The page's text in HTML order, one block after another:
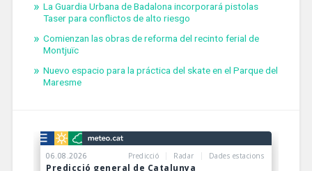
La Guardia Urbana de Badalona incorporará pistolas
Taser para conflictos de alto riesgo
Comienzan las obras de reforma del recinto ferial de
Montjuïc
Nuevo espacio para la práctica del skate en el Parque del
Maresme